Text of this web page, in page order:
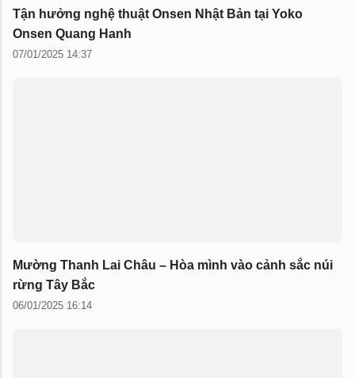
Tận hưởng nghệ thuật Onsen Nhật Bản tại Yoko
Onsen Quang Hanh
07/01/2025 14:37
Mường Thanh Lai Châu – Hòa mình vào cảnh sắc núi
rừng Tây Bắc
06/01/2025 16:14